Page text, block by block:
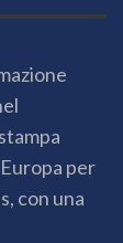
per
con una